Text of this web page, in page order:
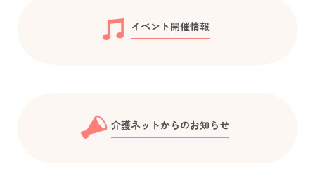
イベント開催情報
介護ネットからのお知らせ